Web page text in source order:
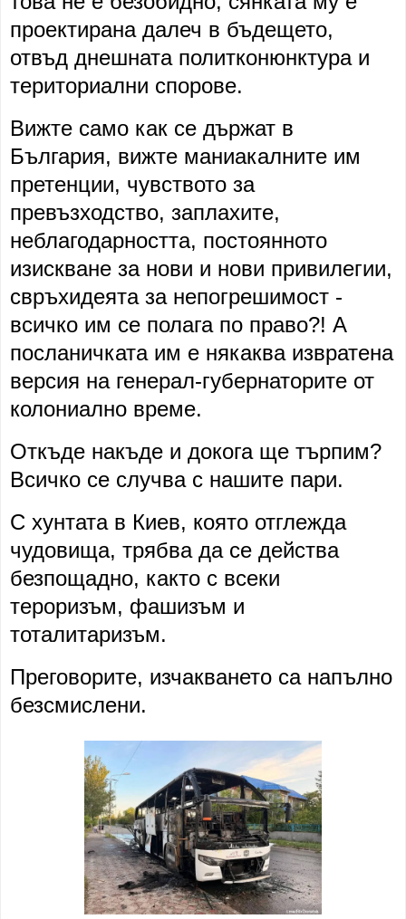
проектирана далеч в бъдещето,
отвъд днешната политконюнктура и
териториални спорове.
Вижте само как се държат в
България, вижте маниакалните им
претенции, чувството за
превъзходство, заплахите,
неблагодарността, постоянното
изискване за нови и нови привилегии,
свръхидеята за непогрешимост -
всичко им се полага по право?! А
посланичката им е някаква извратена
версия на генерал-губернаторите от
колониално време.
Откъде накъде и докога ще търпим?
Всичко се случва с нашите пари.
С хунтата в Киев, която отглежда
чудовища, трябва да се действа
безпощадно, както с всеки
тероризъм, фашизъм и
тоталитаризъм.
Преговорите, изчакването са напълно
безсмислени.